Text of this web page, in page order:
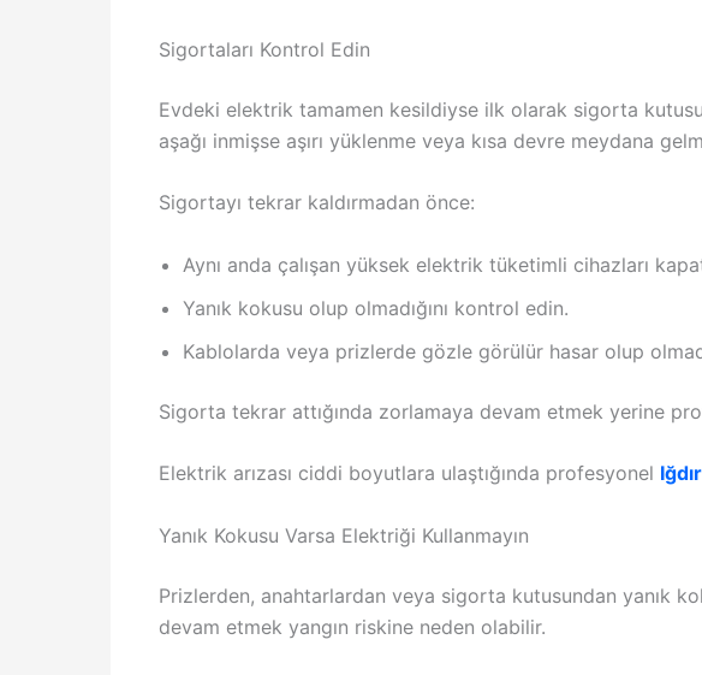
Sigortaları Kontrol Edin
Evdeki elektrik tamamen kesildiyse ilk olarak sigorta
aşağı inmişse aşırı yüklenme veya kısa devre meydana
Sigortayı tekrar kaldırmadan önce:
Aynı anda çalışan yüksek elektrik tüketimli cihazları
Yanık kokusu olup olmadığını kontrol edin.
Kablolarda veya prizlerde gözle görülür hasar olup
Sigorta tekrar attığında zorlamaya devam etmek yerine
Elektrik arızası ciddi boyutlara ulaştığında profesyonel
Yanık Kokusu Varsa Elektriği Kullanmayın
Prizlerden, anahtarlardan veya sigorta kutusundan yanık
devam etmek yangın riskine neden olabilir.